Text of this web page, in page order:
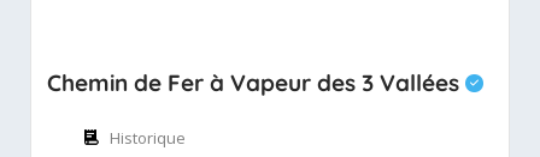
Chemin de Fer à Vapeur des 3 Vallées
Historique